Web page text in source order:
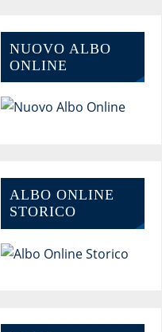
NUOVO ALBO
ONLINE
ALBO ONLINE
STORICO